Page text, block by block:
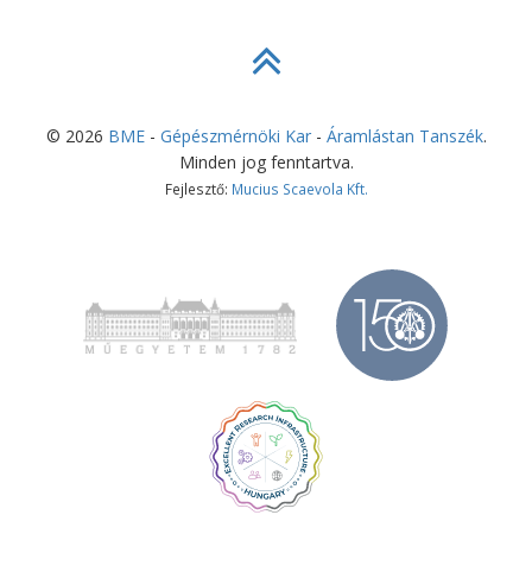
© 2026 BME- Gépészmérnöki Kar- Áramlástan Tanszék.
Minden jog fenntartva.
Fejlesztő: Mucius Scaevola Kft.